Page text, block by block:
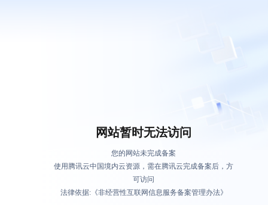
网站暂时无法访问
您的网站未完成备案
使用腾讯云中国境内云资源，需在腾讯云完成备案后，方
可访问
法律依据:《非经营性互联网信息服务备案管理办法》